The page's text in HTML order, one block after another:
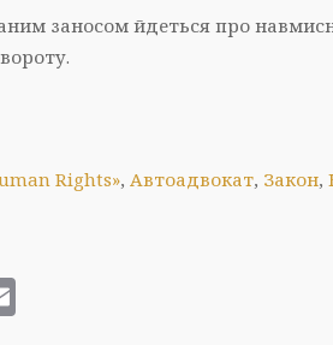
заносом йдеться про
Rights», Автоадвокат, Закон,